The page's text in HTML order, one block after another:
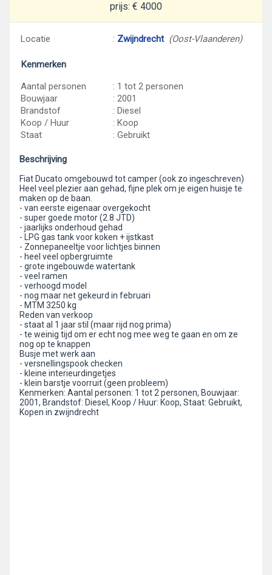
prijs: € 4000
Locatie : Zwijndrecht (Oost-Vlaanderen)
Kenmerken
Aantal personen
: 1 tot 2 personen
Bouwjaar
: 2001
Brandstof
: Diesel
Koop / Huur
: Koop
Staat
: Gebruikt
Beschrijving
Fiat Ducato omgebouwd tot camper (ook zo ingeschreven)
Heel veel plezier aan gehad, fijne plek om je eigen huisje te
maken op de baan.
- van eerste eigenaar overgekocht
- super goede motor (2.8 JTD)
- jaarlijks onderhoud gehad
- LPG gas tank voor koken + ijstkast
- Zonnepaneeltje voor lichtjes binnen
- heel veel opbergruimte
- grote ingebouwde watertank
- veel ramen
- verhoogd model
- nog maar net gekeurd in februari
- MTM 3250 kg
Reden van verkoop
- staat al 1 jaar stil (maar rijd nog prima)
- te weinig tijd om er echt nog mee weg te gaan en om ze
nog op te knappen
Busje met werk aan
- versnellingspook checken
- kleine interieurdingetjes
- klein barstje voorruit (geen probleem)
Kenmerken: Aantal personen: 1 tot 2 personen, Bouwjaar:
2001, Brandstof: Diesel, Koop / Huur: Koop, Staat: Gebruikt,
Kopen in zwijndrecht